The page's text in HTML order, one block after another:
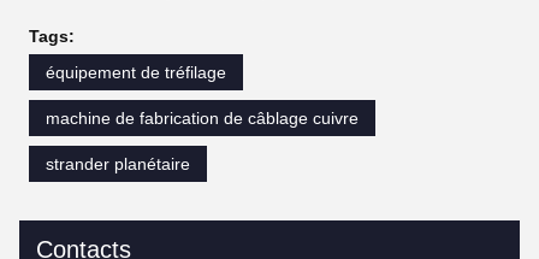
Tags:
équipement de tréfilage
machine de fabrication de câblage cuivre
strander planétaire
Contacts